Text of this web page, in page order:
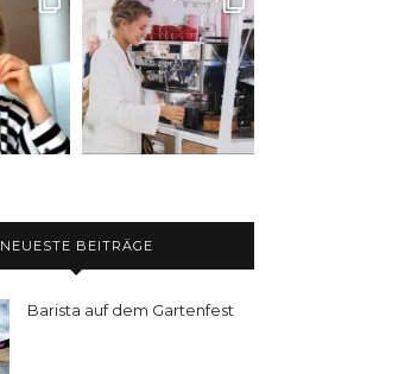
NEUESTE BEITRÄGE
Barista auf dem Gartenfest